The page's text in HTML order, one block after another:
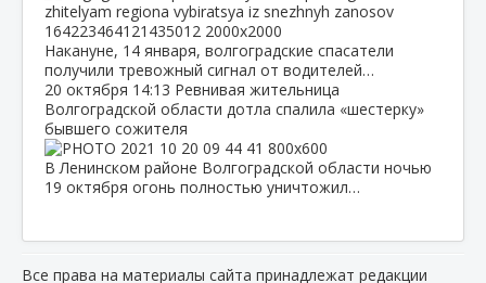
Накануне, 14 января, волгоградские спасатели
получили тревожный сигнал от водителей…
20 октября 14:13 Ревнивая жительница
Волгоградской области дотла спалила «шестерку»
бывшего сожителя
В Ленинском районе Волгоградской области ночью
19 октября огонь полностью уничтожил…
Все права на материалы сайта принадлежат редакции